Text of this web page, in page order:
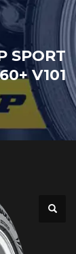
SPORT
V101